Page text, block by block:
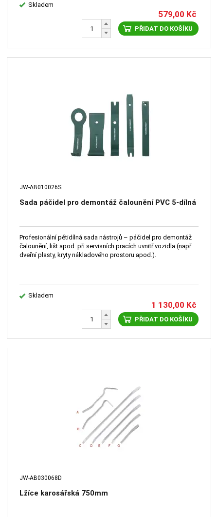
Skladem
579,00 Kč
PŘIDAT DO KOŠÍKU
JW-AB010026S
Sada páčidel pro demontáž čalounění PVC 5-dílná
Profesionální pětidílná sada nástrojů – páčidel pro demontáž
čalounění, lišt apod. při servisních pracích uvnitř vozidla (např.
dveřní plasty, kryty nákladového prostoru apod.).
Skladem
1 130,00 Kč
PŘIDAT DO KOŠÍKU
JW-AB030068D
Lžíce karosářská 750mm